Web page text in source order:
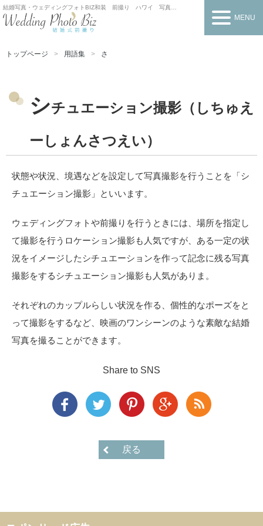
結婚写真・ウェディングフォトBIZ和装 前撮り ハワイ 写真だけの結婚式
MENU
トップページ 用語集 さ
シチュエーション撮影（しちゅえ
ーしょんさつえい）
状態や状況、境遇などを設定して写真撮影を行うことを「シ
チュエーション撮影」といいます。
ウェディングフォトや前撮りを行うときには、場所を指定し
て撮影を行うロケーション撮影も人気ですが、ある一定の状
況をイメージしたシチュエーションを作って記念に残る写真
撮影をするシチュエーション撮影も人気がありま。
それぞれのカップルらしい状況を作る、個性的なポーズをと
って撮影をするなど、映画のワンシーンのような素敵な結婚
写真を撮ることができます。
Share to SNS
戻る